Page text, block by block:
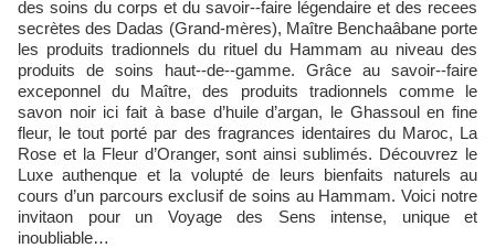
des soins du corps et du savoir-‐faire légendaire et des recees
secrètes des Dadas (Grand-mères), Maître Benchaâbane porte
les produits tradionnels du rituel du Hammam au niveau des
produits de soins haut-‐de-‐gamme. Grâce au savoir-‐faire
exceponnel du Maître, des produits tradionnels comme le
savon noir ici fait à base d’huile d’argan, le Ghassoul en fine
fleur, le tout porté par des fragrances identaires du Maroc, La
Rose et la Fleur d’Oranger, sont ainsi sublimés. Découvrez le
Luxe authenque et la volupté de leurs bienfaits naturels au
cours d’un parcours exclusif de soins au Hammam. Voici notre
invitaon pour un Voyage des Sens intense, unique et
inoubliable…